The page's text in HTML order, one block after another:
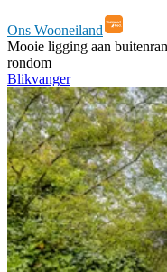
Ons Wooneiland
Mooie ligging aan
rondom
Blikvanger